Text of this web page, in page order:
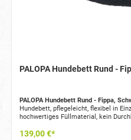
PALOPA Hundebett Rund -
PALOPA Hundebett Rund - Fippa,
Hundebett, pflegeleicht, flexibel in
hochwertiges Füllmaterial, kein
139,00 €*